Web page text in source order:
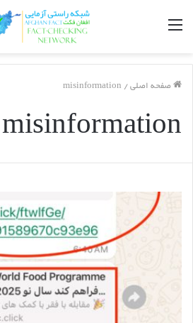
مینو
صفحه اصلی /
misinformation
misinformation